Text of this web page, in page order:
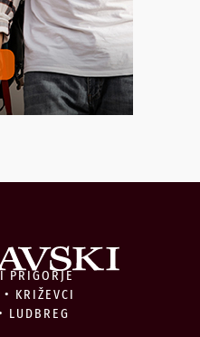
PRIGORJE
KRIŽEVCI
LUDBREG